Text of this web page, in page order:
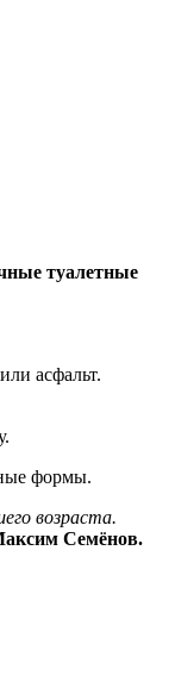
туалетные
асфальт.
формы.
возраста.
Семёнов.